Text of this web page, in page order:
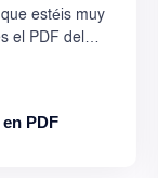
estéis muy
el PDF del
PDF